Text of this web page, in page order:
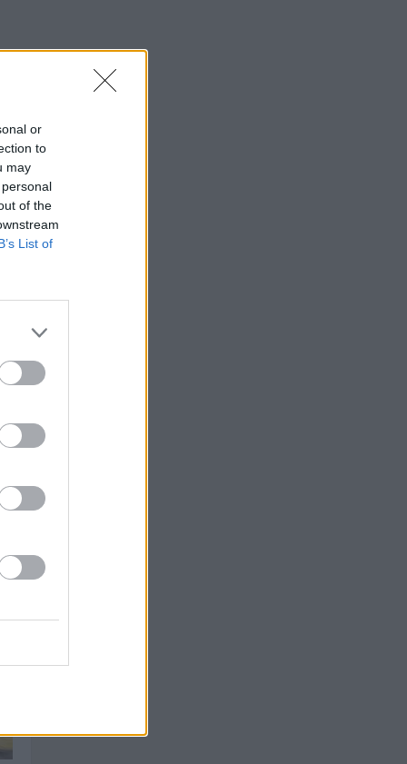
or
to
may
of the
List of